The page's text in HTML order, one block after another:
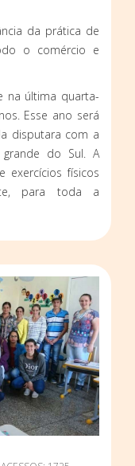
da prática de
o comércio e
na última quarta-
Esse ano será
disputara com a
do Sul. A
exercícios físicos
para toda a